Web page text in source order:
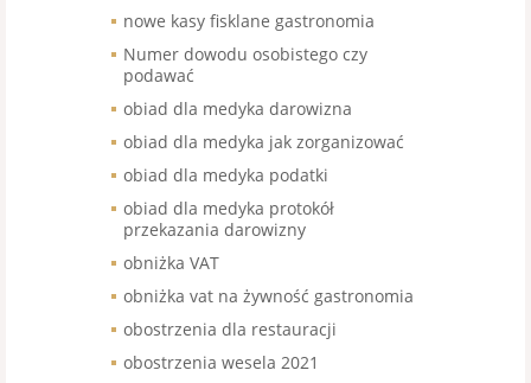
nowe kasy fisklane gastronomia
Numer dowodu osobistego czy
podawać
obiad dla medyka darowizna
obiad dla medyka jak zorganizować
obiad dla medyka podatki
obiad dla medyka protokół
przekazania darowizny
obniżka VAT
obniżka vat na żywność gastronomia
obostrzenia dla restauracji
obostrzenia wesela 2021